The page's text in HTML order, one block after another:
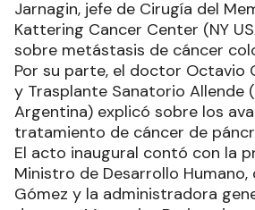
Jarnagin, jefe de Cirugía del
Kattering Cancer Center (NY
sobre metástasis de cáncer
Por su parte, el doctor Octavio
y Trasplante Sanatorio Allende
Argentina) explicó sobre los
tratamiento de cáncer de
El acto inaugural contó con la
Ministro de Desarrollo
Gómez y la administradora